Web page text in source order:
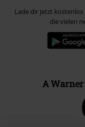
Lade dir jetzt
die vielen
A Warner